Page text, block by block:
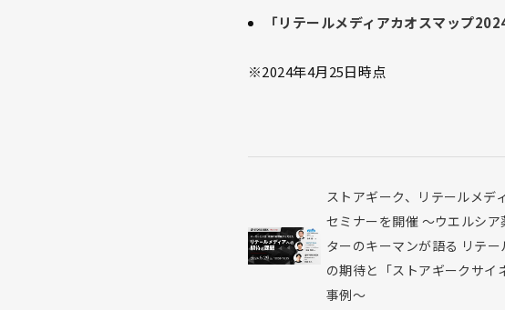
「リテールメディアカオスマップ
※2024年4月25日時点
ナ
ビ
ストアギーク、リテールメデ
セミナーを開催 ～ウエルシ
ターのキーマンが語る リテー
の期待と「ストアギークサイ
事例～